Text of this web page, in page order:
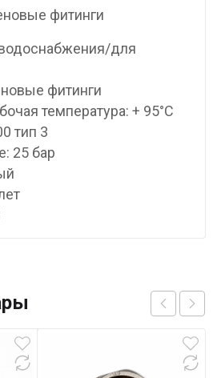
фитинги
для
фитинги
температура: + 95°С
тип 3
25 бар